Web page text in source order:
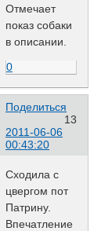
Отмечает
показ собаки
в описании.
0
Поделиться
13
2011-06-06
00:43:20
Сходила с
цвергом пот
Патрину.
Впечатление